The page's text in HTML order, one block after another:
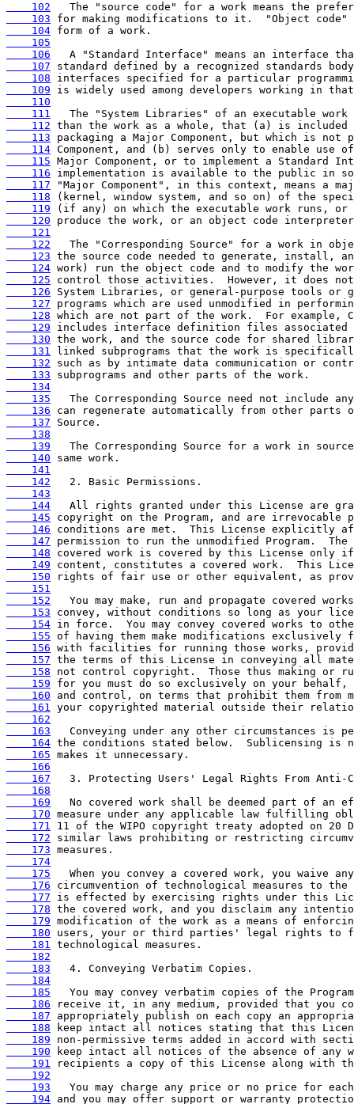
    102
    103
    104
    105
    106
    107
    108
    109
    110
    111
    112
    113
    114
    115
    116
    117
    118
    119
    120
    121
    122
    123
    124
    125
    126
    127
    128
    129
    130
    131
    132
    133
    134
    135
    136
    137
    138
    139
    140
    141
    142
    143
    144
    145
    146
    147
    148
    149
    150
    151
    152
    153
    154
    155
    156
    157
    158
    159
    160
    161
    162
    163
    164
    165
    166
    167
    168
    169
    170
    171
    172
    173
    174
    175
    176
    177
    178
    179
    180
    181
    182
    183
    184
    185
    186
    187
    188
    189
    190
    191
    192
    193
    194